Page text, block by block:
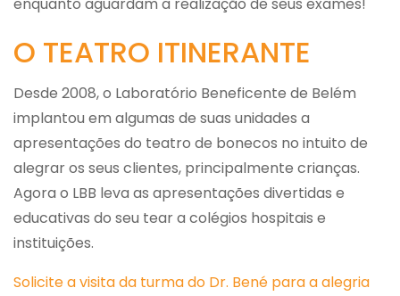
O TEATRO ITINERANTE
Desde 2008, o Laboratório Beneficente de Belém
implantou em algumas de suas unidades a
apresentações do teatro de bonecos no intuito de
alegrar os seus clientes, principalmente crianças.
Agora o LBB leva as apresentações divertidas e
educativas do seu tear a colégios hospitais e
instituições.
Solicite a visita da turma do Dr. Bené para a alegria